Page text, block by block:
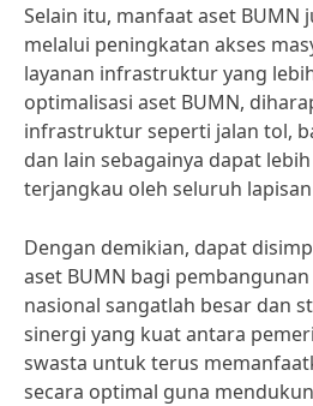
Selain itu, manfaat aset BUMN
melalui peningkatan akses
layanan infrastruktur yang
optimalisasi aset BUMN,
infrastruktur seperti jalan tol,
dan lain sebagainya dapat
terjangkau oleh seluruh
Dengan demikian, dapat
aset BUMN bagi
nasional sangatlah besar dan
sinergi yang kuat antara
swasta untuk terus
secara optimal guna